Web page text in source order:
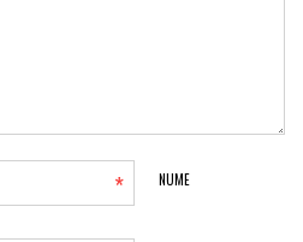
NUME
*